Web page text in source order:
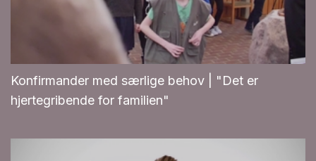
Konfirmander med særlige behov | "Det er
hjertegribende for familien"